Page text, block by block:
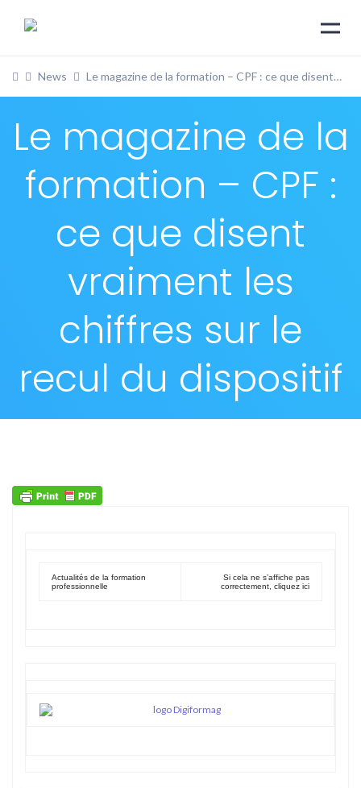
News Le magazine de la formation – CPF : ce que disent vraiment les chiffres sur le recul du dispositif
Le magazine de la
formation – CPF :
ce que disent
vraiment les
chiffres sur le
recul du dispositif
Actualités de la formation
professionnelle
Si cela ne s’affiche pas
correctement, cliquez ici